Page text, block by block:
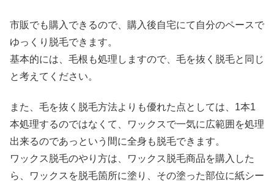
市販でも購入できるので、購入後自宅にて自分のペースで
ゆっくり脱毛できます。
基本的には、毛根も処理しますので、毛を抜く脱毛と同じ
と考えてください。
また、毛を抜く脱毛方法よりも優れた点としては、1本1
本処理するのではなくて、ワックスで一気に広範囲を処理
出来るのであっという間に全身も脱毛できます。
ワックス脱毛のやり方は、ワックス脱毛商品を購入した
ら、ワックスを脱毛箇所に塗り、その塗った部位に紙シー